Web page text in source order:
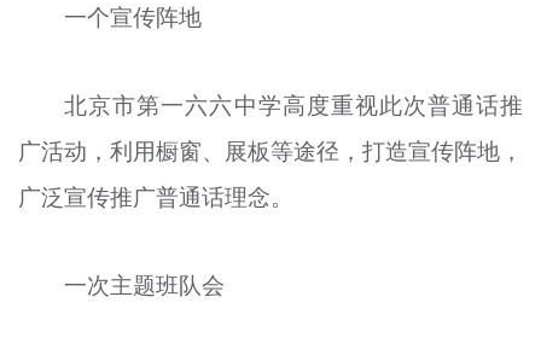
一个宣传阵地
北京市第一六六中学高度重视此次普通话推
广活动，利用橱窗、展板等途径，打造宣传阵地，
广泛宣传推广普通话理念。
一次主题班队会